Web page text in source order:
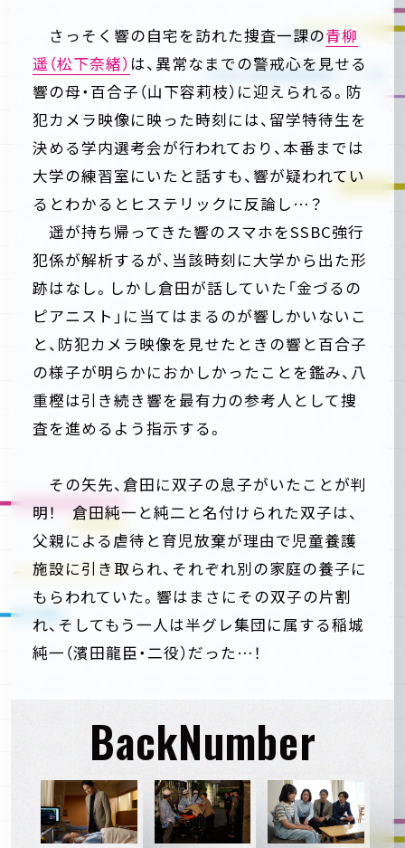
さっそく響の自宅を訪れた捜査一課の青柳
遥（松下奈緒） は、異常なまでの警戒心を見せる
響の母・百合子（山下容莉枝）に迎えられる。防
犯カメラ映像に映った時刻には、留学特待生を
決める学内選考会が行われており、本番までは
大学の練習室にいたと話すも、響が疑われてい
るとわかるとヒステリックに反論し…？
遥が持ち帰ってきた響のスマホをSSBC強行
犯係が解析するが、当該時刻に大学から出た形
跡はなし。しかし倉田が話していた「金づるの
ピアニスト」に当てはまるのが響しかいないこ
と、防犯カメラ映像を見せたときの響と百合子
の様子が明らかにおかしかったことを鑑み、八
重樫は引き続き響を最有力の参考人として捜
査を進めるよう指示する。
その矢先、倉田に双子の息子がいたことが判
明！ 倉田純一と純二と名付けられた双子は、
父親による虐待と育児放棄が理由で児童養護
施設に引き取られ、それぞれ別の家庭の養子に
もらわれていた。響はまさにその双子の片割
れ、そしてもう一人は半グレ集団に属する稲城
純一（濱田龍臣・二役）だった…！
BackNumber